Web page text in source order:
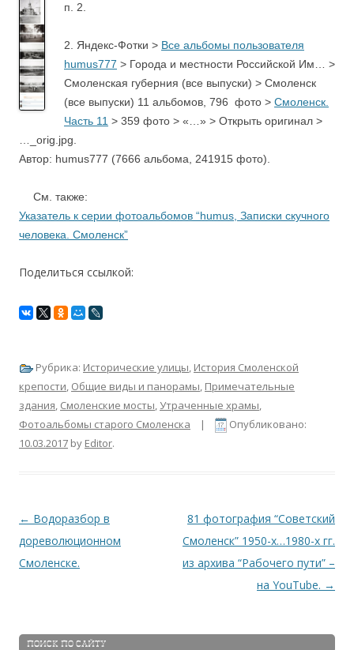
п. 2.
2. Яндекс-Фотки > Все альбомы пользователя
humus777 > Города и местности Российской Им… >
Смоленская губерния (все выпуски) > Смоленск
(все выпуски) 11 альбомов, 796 фото > Смоленск.
Часть 11 > 359 фото > «…» > Открыть оригинал >
…_orig.jpg.
Автор: humus777 (7666 альбома, 241915 фото).
См. также:
Указатель к серии фотоальбомов “humus, Записки скучного
человека. Смоленск”
Поделиться ссылкой:
Рубрика: Исторические улицы, История Смоленской
крепости, Общие виды и панорамы, Примечательные
здания, Смоленские мосты,Утраченные храмы,
Фотоальбомы старого Смоленска |
Опубликовано:
10.03.2017 by Editor.
Навигация по записям
← Водоразбор в
дореволюционном
Смоленске.
81 фотография “Советский
Смоленск” 1950-х…1980-х гг.
из архива “Рабочего пути” –
на YouTube. →
ПОИСК ПО САЙТУ